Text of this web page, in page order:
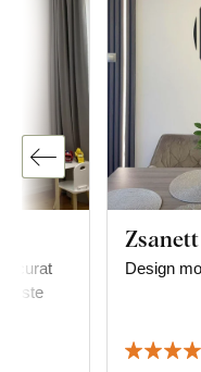
este
Zsanett
Design